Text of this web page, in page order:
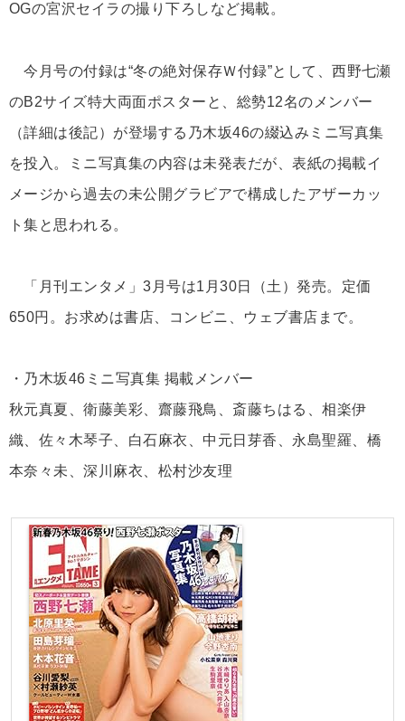
OGの宮沢セイラの撮り下ろしなど掲載。
今月号の付録は“冬の絶対保存Ｗ付録”として、西野七瀬
のB2サイズ特大両面ポスターと、総勢12名のメンバー
（詳細は後記）が登場する乃木坂46の綴込みミニ写真集
を投入。ミニ写真集の内容は未発表だが、表紙の掲載イ
メージから過去の未公開グラビアで構成したアザーカッ
ト集と思われる。
「月刊エンタメ」3月号は1月30日（土）発売。定価
650円。お求めは書店、コンビニ、ウェブ書店まで。
・乃木坂46ミニ写真集 掲載メンバー
秋元真夏、衛藤美彩、齋藤飛鳥、斎藤ちはる、相楽伊
織、佐々木琴子、白石麻衣、中元日芽香、永島聖羅、橋
本奈々未、深川麻衣、松村沙友理